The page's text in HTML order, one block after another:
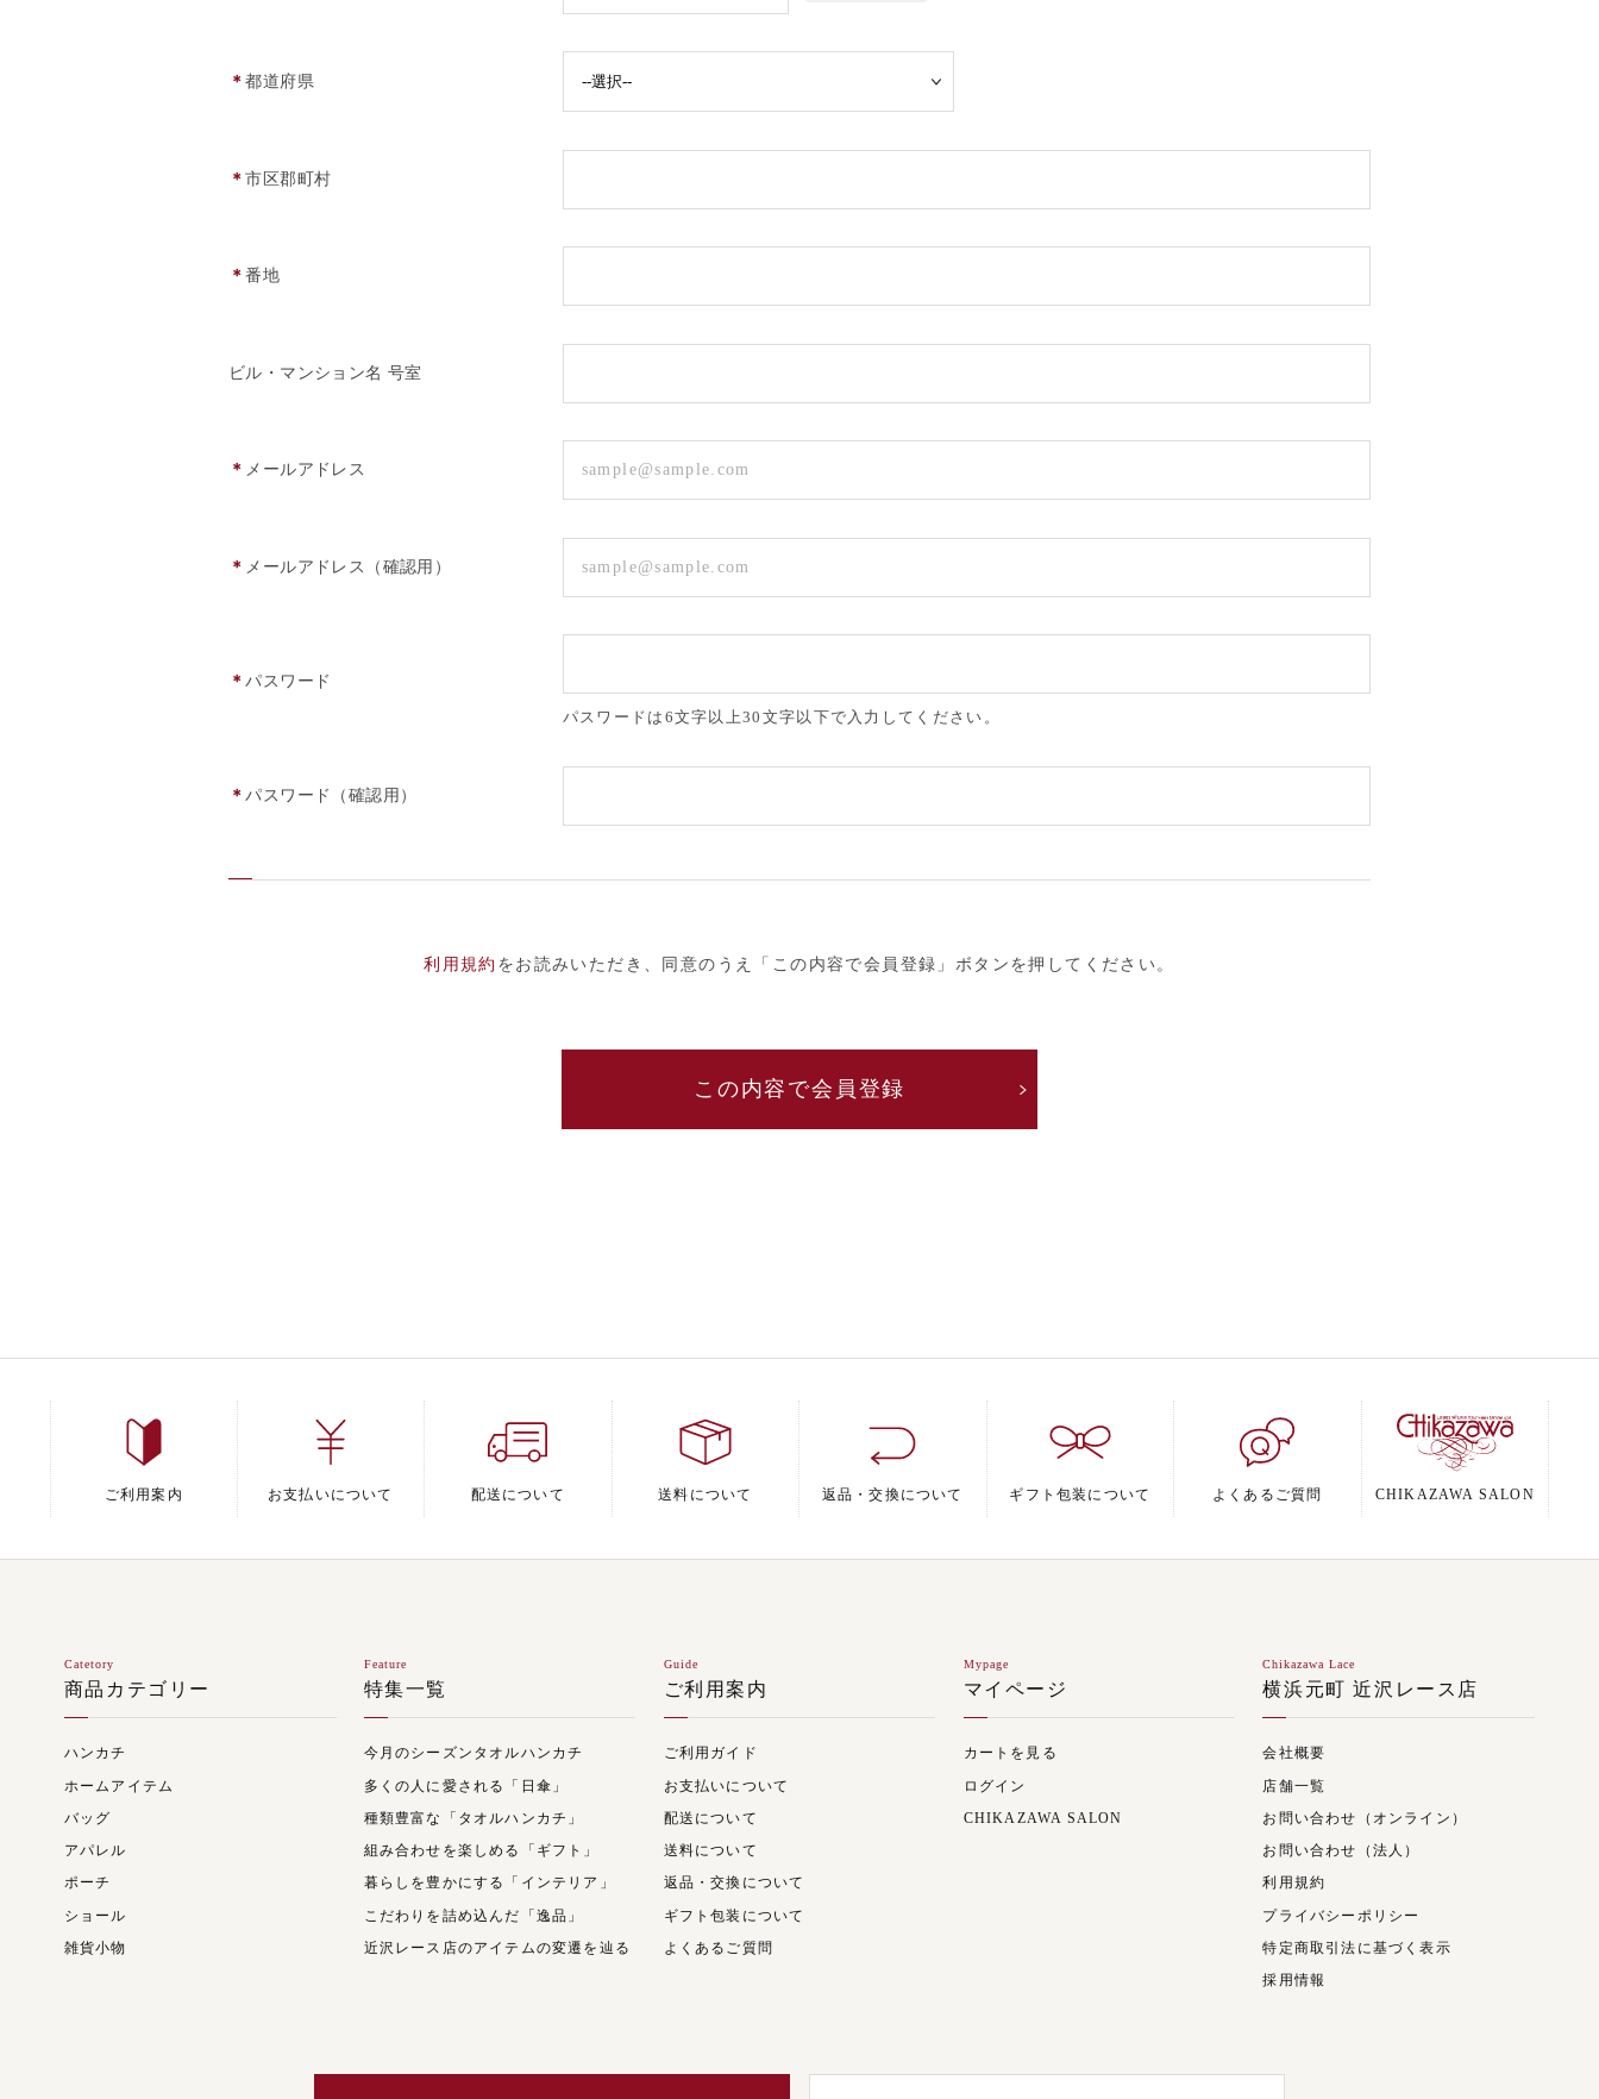
＊都道府県
＊市区郡町村
＊番地
ビル・マンション名 号室
＊ メールアドレス
＊ メールアドレス（確認用）
＊パスワード
パスワードは6文字以上30文字以下で入力してください。
＊パスワード（確認用）
利用規約 をお読みいただき、同意のうえ「この内容で会員登録」ボタンを押してください。
ご利用案内 お支払いについて 配送について 送料について 返品・交換について ギフト包装について よくあるご質問 CHIKAZAWA SALON
Catetory
商品カテゴリー
ハンカチ
ホームアイテム
バッグ
アパレル
ポーチ
ショール
雑貨小物
Feature
特集一覧
今月のシーズンタオルハンカチ
多くの人に愛される「日傘」
種類豊富な「タオルハンカチ」
組み合わせを楽しめる「ギフト」
暮らしを豊かにする「インテリア」
こだわりを詰め込んだ「逸品」
近沢レース店のアイテムの変遷を辿る
Guide
ご利用案内
ご利用ガイド
お支払いについて
配送について
送料について
返品・交換について
ギフト包装について
よくあるご質問
Mypage
マイページ
カートを見る
ログイン
CHIKAZAWA SALON
Chikazawa Lace
横浜元町 近沢レース店
会社概要
店舗一覧
お問い合わせ（オンライン）
お問い合わせ（法人）
利用規約
プライバシーポリシー
特定商取引法に基づく表示
採用情報